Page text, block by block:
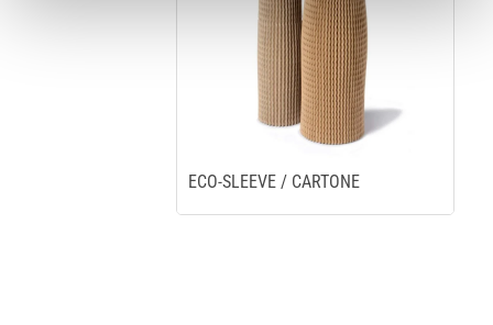
ECO-SLEEVE / CARTONE